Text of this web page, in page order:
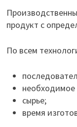
продукт с
По всем
сырье;
время